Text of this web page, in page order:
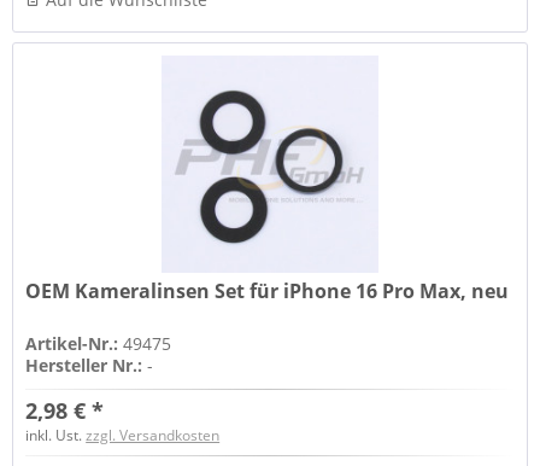
OEM Kameralinsen Set für iPhone 16 Pro Max, neu
Artikel-Nr.:49475
Hersteller Nr.:-
2,98 € *
inkl. Ust.zzgl. Versandkosten